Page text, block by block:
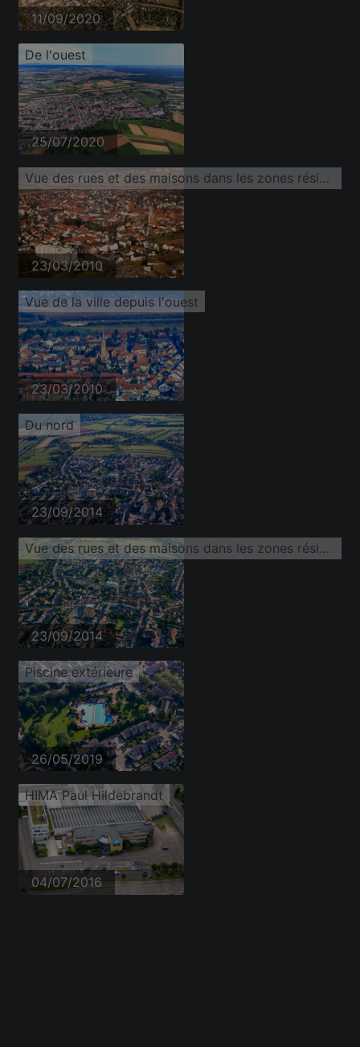
11/09/2020
De l'ouest
25/07/2020
Vue des rues et des maisons dans les zones résidentielles
23/03/2010
Vue de la ville depuis l'ouest
23/03/2010
Du nord
23/09/2014
Vue des rues et des maisons dans les zones résidentielles
23/09/2014
Piscine extérieure
26/05/2019
HIMA Paul Hildebrandt
04/07/2016